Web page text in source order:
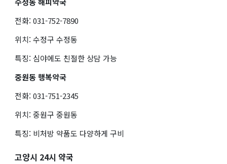
전화: 031-752-7890
위치: 수정구 수정동
특징: 심야에도 친절한 상담 가능
중원동 행복약국
전화: 031-751-2345
위치: 중원구 중원동
특징: 비처방 약품도 다양하게 구비
고양시 24시 약국